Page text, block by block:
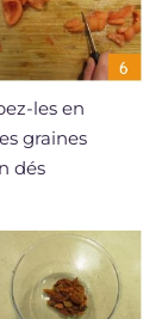
les en
graines
dés